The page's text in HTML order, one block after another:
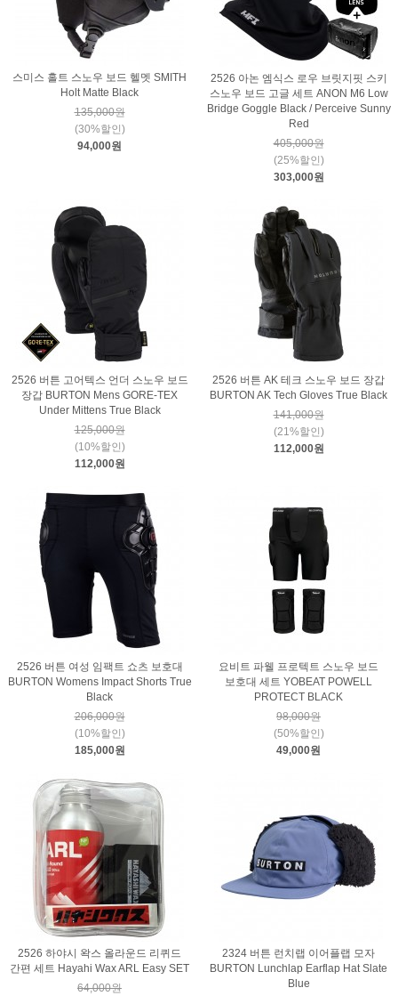
스미스 홀트 스노우 보드 헬멧 SMITH
Holt Matte Black
135,000원
(30%할인)
94,000원
2526 아논 엠식스 로우 브릿지핏 스키
스노우 보드 고글 세트 ANON M6 Low
Bridge Goggle Black / Perceive Sunny
Red
405,000원
(25%할인)
303,000원
2526 버튼 고어텍스 언더 스노우 보드
장갑 BURTON Mens GORE-TEX
Under Mittens True Black
125,000원
(10%할인)
112,000원
2526 버튼 AK 테크 스노우 보드 장갑
BURTON AK Tech Gloves True Black
141,000원
(21%할인)
112,000원
2526 버튼 여성 임팩트 쇼츠 보호대
BURTON Womens Impact Shorts True
Black
206,000원
(10%할인)
185,000원
요비트 파웰 프로텍트 스노우 보드
보호대 세트 YOBEAT POWELL
PROTECT BLACK
98,000원
(50%할인)
49,000원
2526 하야시 왁스 올라운드 리퀴드
간편 세트 Hayahi Wax ARL Easy SET
64,000원
2324 버튼 런치랩 이어플랩 모자
BURTON Lunchlap Earflap Hat Slate
Blue